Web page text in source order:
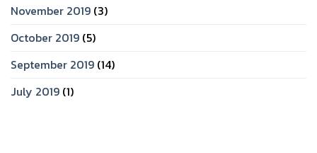
November 2019 (3)
October 2019 (5)
September 2019 (14)
July 2019 (1)